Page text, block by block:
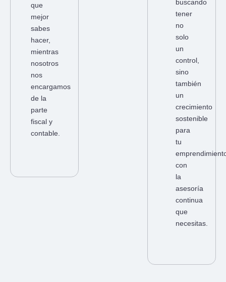
que
mejor
sabes
hacer,
mientras
nosotros
nos
encargamos
de la
parte
fiscal y
contable.
buscando
tener
no
solo
un
control,
sino
también
un
crecimiento
sostenible
para
tu
con
la
asesoría
continua
que
necesitas.